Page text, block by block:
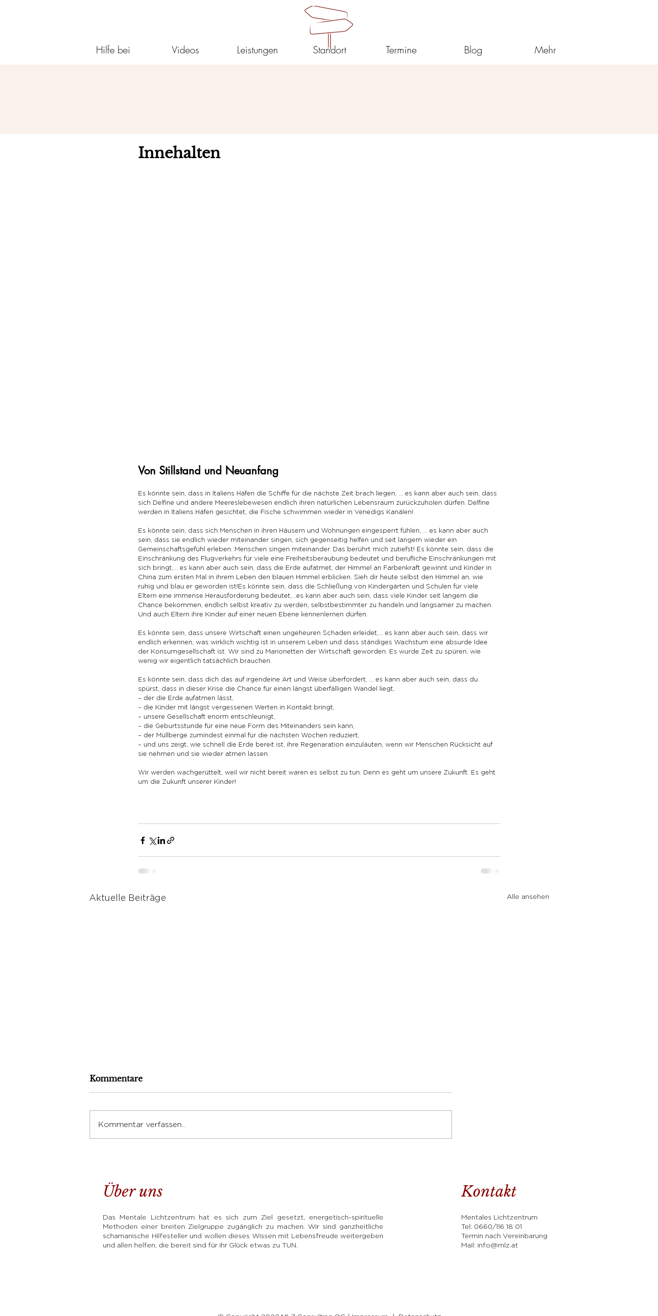
Hilfe bei Videos Leistungen Standort Termine Blog Mehr
Innehalten
Von Stillstand und Neuanfang
Es könnte sein, dass in Italiens Häfen die Schiffe für die nächste Zeit brach liegen, … es kann aber auch sein, dass
sich Delfine und andere Meereslebewesen endlich ihren natürlichen Lebensraum zurückzuholen dürfen. Delfine
werden in Italiens Häfen gesichtet, die Fische schwimmen wieder in Venedigs Kanälen!
Es könnte sein, dass sich Menschen in ihren Häusern und Wohnungen eingesperrt fühlen, … es kann aber auch
sein, dass sie endlich wieder miteinander singen, sich gegenseitig helfen und seit langem wieder ein
Gemeinschaftsgefühl erleben. Menschen singen miteinander. Das berührt mich zutiefst! Es könnte sein, dass die
Einschränkung des Flugverkehrs für viele eine Freiheitsberaubung bedeutet und berufliche Einschränkungen mit
sich bringt,… es kann aber auch sein, dass die Erde aufatmet, der Himmel an Farbenkraft gewinnt und Kinder in
China zum ersten Mal in ihrem Leben den blauen Himmel erblicken. Sieh dir heute selbst den Himmel an, wie
ruhig und blau er geworden ist!Es könnte sein, dass die Schließung von Kindergärten und Schulen für viele
Eltern eine immense Herausforderung bedeutet,…es kann aber auch sein, dass viele Kinder seit langem die
Chance bekommen, endlich selbst kreativ zu werden, selbstbestimmter zu handeln und langsamer zu machen.
Und auch Eltern ihre Kinder auf einer neuen Ebene kennenlernen dürfen.
Es könnte sein, dass unsere Wirtschaft einen ungeheuren Schaden erleidet,… es kann aber auch sein, dass wir
endlich erkennen, was wirklich wichtig ist in unserem Leben und dass ständiges Wachstum eine absurde Idee
der Konsumgesellschaft ist. Wir sind zu Marionetten der Wirtschaft geworden. Es wurde Zeit zu spüren, wie
wenig wir eigentlich tatsächlich brauchen.
Es könnte sein, dass dich das auf irgendeine Art und Weise überfordert, … es kann aber auch sein, dass du
spürst, dass in dieser Krise die Chance für einen längst überfälligen Wandel liegt,
– der die Erde aufatmen lässt,
– die Kinder mit längst vergessenen Werten in Kontakt bringt,
– unsere Gesellschaft enorm entschleunigt,
– die Geburtsstunde für eine neue Form des Miteinanders sein kann,
– der Müllberge zumindest einmal für die nächsten Wochen reduziert,
– und uns zeigt, wie schnell die Erde bereit ist, ihre Regenaration einzuläuten, wenn wir Menschen Rücksicht auf
sie nehmen und sie wieder atmen lassen.
Wir werden wachgerüttelt, weil wir nicht bereit waren es selbst zu tun. Denn es geht um unsere Zukunft. Es geht
um die Zukunft unserer Kinder!
Aktuelle Beiträge Alle ansehen
Kommentare
Kommentar verfassen...
Über uns
Das Mentale Lichtzentrum hat es sich zum Ziel gesetzt, energetisch-spirituelle
Methoden einer breiten Zielgruppe zugänglich zu machen. Wir sind ganzheitliche
schamanische Hilfesteller und wollen dieses Wissen mit Lebensfreude weitergeben
und allen helfen, die bereit sind für ihr Glück etwas zu TUN.
Kontakt
Mentales Lichtzentrum
Tel: 0660/116 18 01
Termin nach Vereinbarung
Mail: info@mlz.at